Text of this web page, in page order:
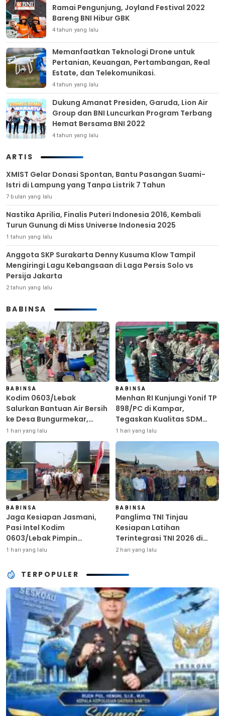
Ramai Pengunjung, Joyland Festival 2022
Bareng BNI Hibur GBK
4 tahun yang lalu
Memanfaatkan Teknologi Drone untuk
Pertanian, Keuangan, Pertambangan, Real
Estate, dan Telekomunikasi.
4 tahun yang lalu
Dukung Amanat Presiden, Garuda, Lion Air
Group dan BNI Luncurkan Program Terbang
Hemat Bersama BNI 2022
4 tahun yang lalu
ARTIS
XMIST Gelar Donasi Spontan, Bantu Pasangan Suami-
Istri di Lampung yang Tanpa Listrik 7 Tahun
7 bulan yang lalu
Nastika Aprilia, Finalis Puteri Indonesia 2016, Kembali
Turun Gunung di Miss Universe Indonesia 2025
1 tahun yang lalu
Anggota SKP Surakarta Denny Kusuma Klow Tampil
Mengiringi Lagu Kebangsaan di Laga Persis Solo vs
Persija Jakarta
2 tahun yang lalu
BABINSA
BABINSA
Kodim 0603/Lebak
Salurkan Bantuan Air Bersih
ke Desa Bungurmekar,
Ringankan Beban Warga
Terdampak Kemarau
1 hari yang lalu
BABINSA
Menhan RI Kunjungi Yonif TP
898/PC di Kampar,
Tegaskan Kualitas SDM
Kunci Kekuatan TNI
1 hari yang lalu
BABINSA
Jaga Kesiapan Jasmani,
Pasi Intel Kodim
0603/Lebak Pimpin
Pembinaan Fisik Rutin
1 hari yang lalu
BABINSA
Panglima TNI Tinjau
Kesiapan Latihan
Terintegrasi TNI 2026 di
Dabo Singkep
2 hari yang lalu
TERPOPULER